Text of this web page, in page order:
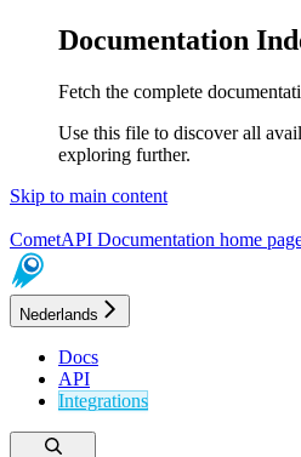
Documentation
Fetch the complete
Use this file to discover all
exploring further.
Skip to main content
CometAPI Documentation home
Nederlands
Docs
API
Integrations